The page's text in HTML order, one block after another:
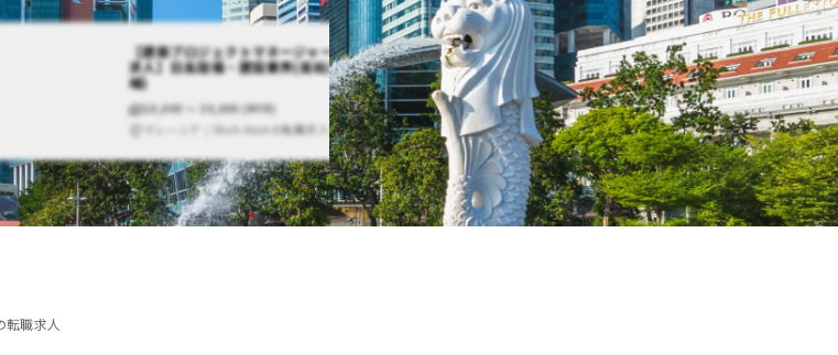
【建築プロジェクトマネージャーの海外
求人】日系設備・建設業界(高給/幹部候
補)
10,000 〜 30,000 (MYR)
マレーシア / Shah Alamの転職求人です。
【海外でマレーシアの求人】
ジェクトマネージャー】日系
業界(高給/幹部候補)
10,000 〜 30,000 (MYR)
マレーシア / Kota Damansara/
Jayaの転職求人です。
職求人